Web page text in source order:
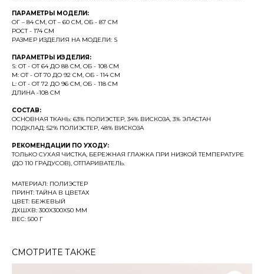
ПАРАМЕТРЫ МОДЕЛИ:
ОГ – 84 СМ, ОТ – 60 СМ, ОБ - 87 СМ
РОСТ - 174 СМ
РАЗМЕР ИЗДЕЛИЯ НА МОДЕЛИ: S
ПАРАМЕТРЫ ИЗДЕЛИЯ:
S: ОТ - ОТ 64 ДО 88 СМ, ОБ - 108 СМ
M: ОТ - ОТ 70 ДО 92 СМ, ОБ - 114 СМ
L: ОТ - ОТ 72 ДО 96 СМ, ОБ - 118 СМ
ДЛИНА -108 СМ
СОСТАВ:
ОСНОВНАЯ ТКАНЬ: 63% ПОЛИЭСТЕР, 34% ВИСКОЗА, 3% ЭЛАСТАН
ПОДКЛАД: 52% ПОЛИЭСТЕР, 48% ВИСКОЗА
РЕКОМЕНДАЦИИ ПО УХОДУ:
ТОЛЬКО СУХАЯ ЧИСТКА, БЕРЕЖНАЯ ГЛАЖКА ПРИ НИЗКОЙ ТЕМПЕРАТУРЕ
(ДО 110 ГРАДУСОВ), ОТПАРИВАТЕЛЬ.
МАТЕРИАЛ: ПОЛИЭСТЕР
ПРИНТ: ТАЙНА В ЦВЕТАХ
ЦВЕТ: БЕЖЕВЫЙ
ДXШXВ: 300X300X50 ММ
ВЕС: 500 Г
СМОТРИТЕ ТАКЖЕ